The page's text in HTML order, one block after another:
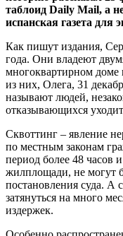
таблоид Daily Mail, а
испанская газета для
Как пишут издания,
года. Они владеют
многоквартирном доме
из них, Олега, 31
называют людей,
отказывающихся
Сквоттинг – явление
по местным законам
период более 48 часов
жилплощади, не могут
постановления суда. А
затянуться на много
издержек.